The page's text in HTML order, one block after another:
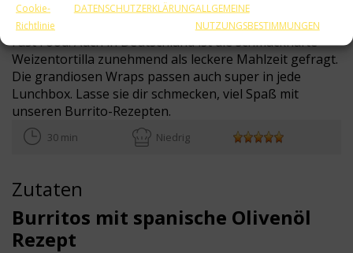
Cookie-
Richtlinie
DATENSCHUTZERKLÄRUNGALLGEMEINE
NUTZUNGSBESTIMMUNGEN
Aromatische Burritos sind in Amerika ein bekanntes
Fast Food. Auch in Deutschland ist die schmackhafte
Weizentortilla zunehmend als leckere Mahlzeit gefragt.
Die grandiosen Wraps passen auch super in jede
Lunchbox. Lasse sie dir schmecken, viel Spaß mit
unseren Burrito-Rezepten.
30 min Niedrig
Zutaten
Burritos mit spanische Olivenöl
Rezept